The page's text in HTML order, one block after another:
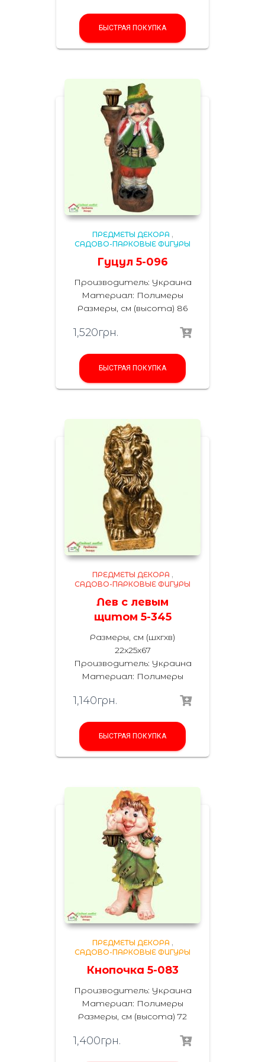
БЫСТРАЯ ПОКУПКА
ПРЕДМЕТЫ ДЕКОРА ,
САДОВО-ПАРКОВЫЕ ФИГУРЫ
Гуцул 5-096
Производитель: Украина
Материал: Полимеры
Размеры, см (высота) 86
1,520грн.
БЫСТРАЯ ПОКУПКА
ПРЕДМЕТЫ ДЕКОРА ,
САДОВО-ПАРКОВЫЕ ФИГУРЫ
Лев с левым
щитом 5-345
Размеры, см (шхгхв)
22х25х67
Производитель: Украина
Материал: Полимеры
1,140грн.
БЫСТРАЯ ПОКУПКА
ПРЕДМЕТЫ ДЕКОРА ,
САДОВО-ПАРКОВЫЕ ФИГУРЫ
Кнопочка 5-083
Производитель: Украина
Материал: Полимеры
Размеры, см (высота) 72
1,400грн.